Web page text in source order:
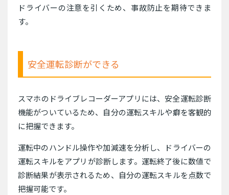
ドライバーの注意を引くため、事故防止を期待できま
す。
安全運転診断ができる
スマホのドライブレコーダーアプリには、安全運転診断
機能がついているため、自分の運転スキルや癖を客観的
に把握できます。
運転中のハンドル操作や加減速を分析し、ドライバーの
運転スキルをアプリが診断します。運転終了後に数値で
診断結果が表示されるため、自分の運転スキルを点数で
把握可能です。